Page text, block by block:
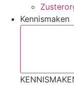
Kennismaken